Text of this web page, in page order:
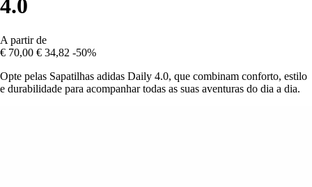
4.0
A partir de
€ 70,00 € 34,82 -50%
Opte pelas Sapatilhas adidas Daily 4.0, que combinam conforto, estilo
e durabilidade para acompanhar todas as suas aventuras do dia a dia.